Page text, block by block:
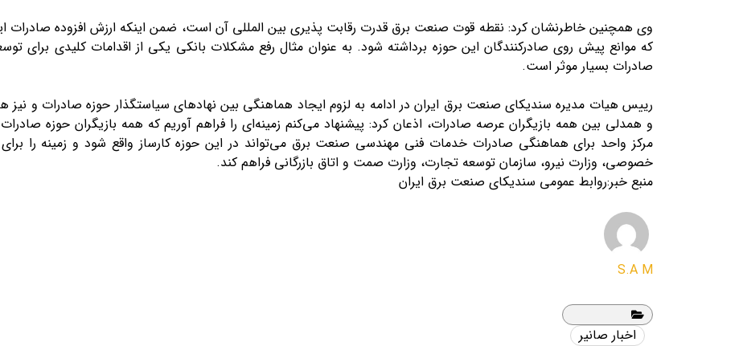
که موانع پیش روی صادرکنندگان این حوزه برداشته شود. به عنوان مثال رفع مشکلات بانکی یکی از اقدامات کلیدی برای
صادرات بسیار موثر است.
رییس هیات مدیره سندیکای صنعت برق ایران در ادامه به لزوم ایجاد هماهنگی بین نهاد‌های سیاستگذار حوزه صادرات و
و همدلی بین همه بازیگران عرصه صادرات، اذعان کرد: پیشنهاد می‌کنم زمینه‌ای را فراهم آوریم که همه بازیگران حوزه
مرکز واحد برای هماهنگی صادرات خدمات فنی مهندسی صنعت برق می‌تواند در این حوزه کارساز واقع شود و زمینه را
خصوصی، وزارت نیرو، سازمان توسعه تجارت، وزارت صمت و اتاق بازرگانی فراهم کند.
منبع خبر:روابط عمومی سندیکای صنعت برق ایران
S.A M
اخبار صانیر